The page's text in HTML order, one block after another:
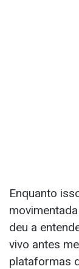
Enquanto
deu a
vivo antes
plataformas